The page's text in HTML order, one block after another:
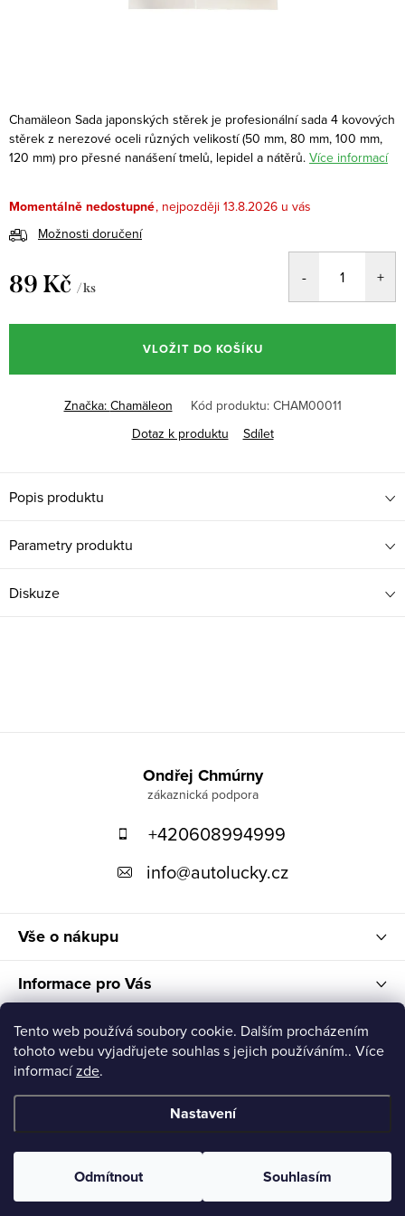
Tento web používá soubory cookie. Dalším procházením
tohoto webu vyjadřujete souhlas s jejich používáním.. Více
informacízde.
Nastavení
Odmítnout Souhlasím
Chamäleon Sada japonských stěrek je profesionální sada 4 kovových
stěrek z nerezové oceli různých velikostí (50 mm, 80 mm, 100 mm,
120 mm) pro přesné nanášení tmelů, lepidel a nátěrů. Více informací
Momentálně nedostupné
13.8.2026
Možnosti doručení
89 Kč / ks
cena:
VLOŽIT DO KOŠÍKU
Značka: Chamäleon Kód produktu: CHAM00011
Dotaz k produktu
Sdílet
Popis produktu
Parametry produktu
Diskuze
Vše o nákupu
Informace pro Vás
Ondřej Chmúrny
+420608994999
info@autolucky.cz
Nákupní košík
Copyright 2026Autolucky. Všechna práva vyhrazena.